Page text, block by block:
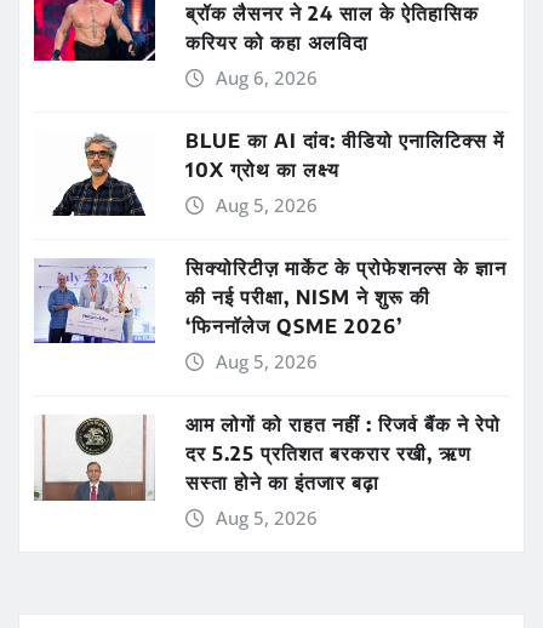
ब्रॉक लैसनर ने 24 साल के ऐतिहासिक
करियर को कहा अलविदा
Aug 6, 2026
BLUE का AI दांव: वीडियो एनालिटिक्स में
10X ग्रोथ का लक्ष्य
Aug 5, 2026
सिक्योरिटीज़ मार्केट के प्रोफेशनल्स के ज्ञान
की नई परीक्षा, NISM ने शुरू की
‘फिननॉलेज QSME 2026’
Aug 5, 2026
आम लोगों को राहत नहीं : रिजर्व बैंक ने रेपो
दर 5.25 प्रतिशत बरकरार रखी, ऋण
सस्ता होने का इंतजार बढ़ा
Aug 5, 2026